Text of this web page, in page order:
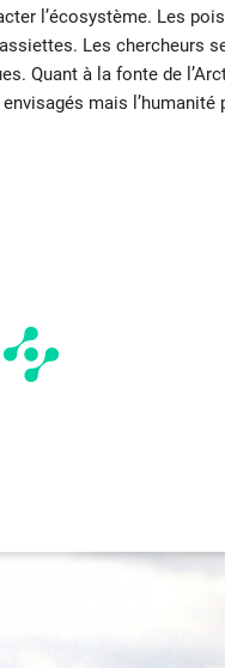
l’écosystème. Les
Les chercheurs
Quant à la fonte de
mais